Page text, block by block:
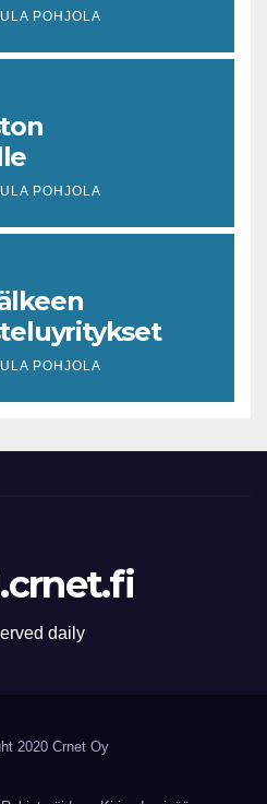
POHJOLA
4,4
virusuhkien
POHJOLA
POHJOLA
daily
2020 Crnet Oy